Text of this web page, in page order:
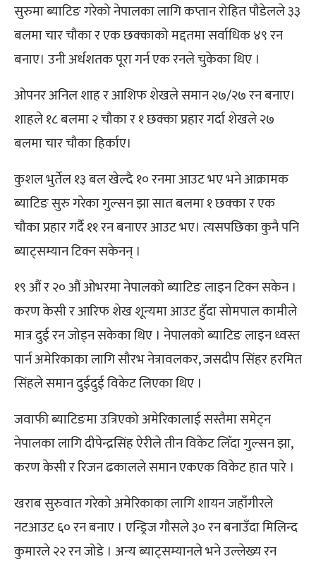
सुरुमा ब्याटिङ गरेको नेपालका लागि कप्तान रोहित पौडेलले ३३
बलमा चार चौका र एक छक्काको मद्दतमा सर्वाधिक ४९ रन
बनाए। उनी अर्धशतक पूरा गर्न एक रनले चुकेका थिए ।
ओपनर अनिल शाह र आशिफ शेखले समान २७/२७ रन बनाए।
शाहले १८ बलमा २ चौका र १ छक्का प्रहार गर्दा शेखले २७
बलमा चार चौका हिर्काए।
कुशल भुर्तेल १३ बल खेल्दै १० रनमा आउट भए भने आक्रामक
ब्याटिङ सुरु गरेका गुल्सन झा सात बलमा १ छक्का र एक
चौका प्रहार गर्दै ११ रन बनाएर आउट भए। त्यसपछिका कुनै पनि
ब्याट्सम्यान टिक्न सकेनन् ।
१९ औं र २० औं ओभरमा नेपालको ब्याटिङ लाइन टिक्न सकेन ।
करण केसी र आरिफ शेख शून्यमा आउट हुँदा सोमपाल कामीले
मात्र दुई रन जोड्न सकेका थिए । नेपालको ब्याटिङ लाइन ध्वस्त
पार्न अमेरिकाका लागि सौरभ नेत्रावलकर, जसदीप सिंहर हरमित
सिंहले समान दुईदुई विकेट लिएका थिए ।
जवाफी ब्याटिङमा उत्रिएको अमेरिकालाई सस्तैमा समेट्न
नेपालका लागि दीपेन्द्रसिंह ऐरीले तीन विकेट लिँदा गुल्सन झा,
करण केसी र रिजन ढकालले समान एकएक विकेट हात पारे ।
खराब सुरुवात गरेको अमेरिकाका लागि शायन जहाँगीरले
नटआउट ६० रन बनाए । एन्ड्रिज गौसले ३० रन बनाउँदा मिलिन्द
कुमारले २२ रन जोडे । अन्य ब्याट्सम्यानले भने उल्लेख्य रन